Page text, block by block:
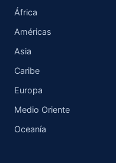
África
Américas
Asia
Caribe
Europa
Medio Oriente
Oceanía